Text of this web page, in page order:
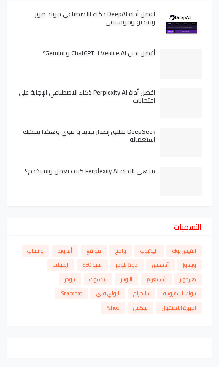
أفضل أداة DeepAI ذكاء الاصطناعي مولد صور
وفيديو وموسيقى
أفضل بديل Venice.AI لـ ChatGPT و Gemini؟
افضل أداة Perplexity AI ذكاء الاصطناعي الإجابة على
امتحانات
DeepSeek تطلق إصدار جديد و قوي وهكذا يمكنك
استعماله
ما هي الاداة Perplexity AI كيف تعمل واستخدم؟
التسميات
الفيس بوك اليوتيوب برامج مواقع أندرويد
واتساب
ويندوز
أدسنس دورة بلوجر سيو SEO
ايميلات
هاردوير
أنستغرام التويتر تيك توك
بلوجر
بنوك الالكترونية
تيليجرام الواي فاي
Snapchat
اجهزة الاستقبال
لينكس Yahoo